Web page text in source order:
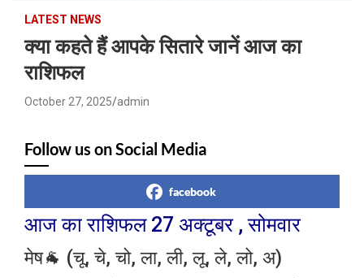
LATEST NEWS
क्या कहते हैं आपके सितारे जानें आज का
राशिफल
October 27, 2025 admin
Follow us on Social Media
facebook
आज का राशिफल 27 अक्टूबर , सोमवार
मेष🐐 (चू, चे, चो, ला, ली, लू, ले, लो, अ)